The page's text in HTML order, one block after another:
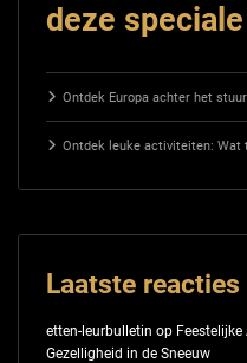
deze
Ontdek Europa achter het
Ontdek leuke activiteiten: Wat
Laatste reacties
etten-leurbulletin op
Gezelligheid in de Sneeuw